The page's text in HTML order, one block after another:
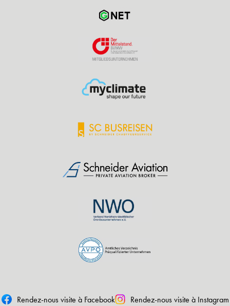
Rendez-nous visite à Facebook Rendez-nous visite à Instagram